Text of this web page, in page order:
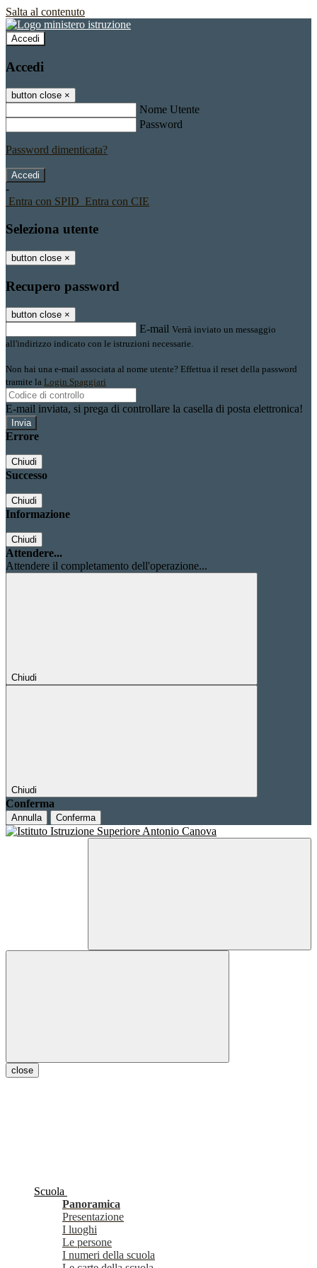
Salta al contenuto
Accedi
Accedi
button close ×
Nome Utente
Password
Password dimenticata?
-
Entra con SPID Entra con CIE
Seleziona utente
button close ×
Recupero password
button close ×
E-mail Verrà inviato un messaggio
all'indirizzo indicato con le istruzioni necessarie.
Non hai una e-mail associata al nome utente? Effettua il reset della password
tramite la Login Spaggiari
E-mail inviata, si prega di controllare la casella di posta elettronica!
Errore
Chiudi
Successo
Chiudi
Informazione
Chiudi
Attendere...
Attendere il completamento dell'operazione...
Chiudi
Chiudi
Conferma
Annulla Conferma
close
Scuola
Panoramica
Presentazione
I luoghi
Le persone
I numeri della scuola